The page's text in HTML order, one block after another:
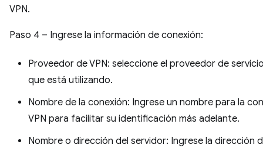
VPN.
Paso 4 – Ingrese la información de conexión:
Proveedor de VPN: seleccione el proveedor de
que está utilizando.
Nombre de la conexión: Ingrese un nombre para la
VPN para facilitar su identificación más adelante.
Nombre o dirección del servidor: Ingrese la dirección